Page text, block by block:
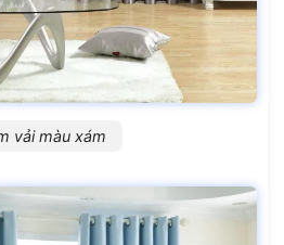
vải màu xám